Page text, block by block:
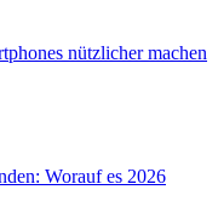
nützlicher machen
Worauf es 2026